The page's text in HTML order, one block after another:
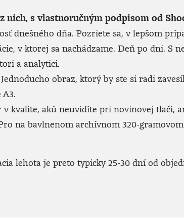
nich, s vlastnoručným podpisom od
dnešného dňa. Pozriete sa, v lepšom
v ktorej sa nachádzame. Deň po dni. S
a analytici.
obraz, ktorý by ste si radi
kvalite, akú neuvidíte pri novinovej tlači,
na bavlnenom archívnom 320-
lehota je preto typicky 25-30 dní od